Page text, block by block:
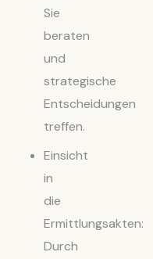
Sie
beraten
und
strategische
Entscheidungen
treffen.
Einsicht
in
die
Ermittlungsakten:
Durch